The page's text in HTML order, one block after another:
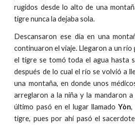
rugidos desde lo alto de una
tigre nunca la dejaba sola.
Descansaron ese día en una
continuaron el viaje. Llegaron a un río
el tigre se tomó toda el agua hasta
después de lo cual el río se volvió a
una montaña, en donde unos
arreglaron a la niña y la mandaron
último pasó en el lugar llamadoYòn,
tigre, pues por ahí pasó el